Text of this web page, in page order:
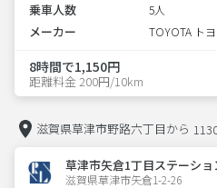
乗車人数 5人
メーカー TOYOTA ト
8時間で1,150円
距離料金 200円/10km
滋賀県草津市野路六丁目から
草津市矢倉1丁目ステーショ
滋賀県草津市矢倉1-2-26